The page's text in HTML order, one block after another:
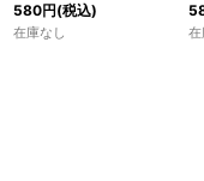
580円(税込)
在庫なし 在